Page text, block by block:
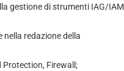
gestione di strumenti IAG/IAM
nella redazione della
Protection, Firewall;